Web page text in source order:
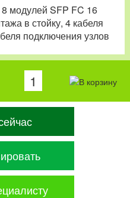
модулей SFP FC 16
в стойку, 4 кабеля
подключения узлов